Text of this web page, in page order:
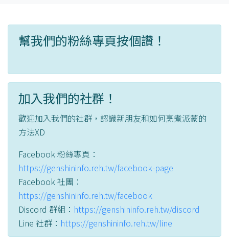
幫我們的粉絲專頁按個讚！
加入我們的社群！
歡迎加入我們的社群，認識新朋友和如何烹煮派蒙的
方法XD
Facebook 粉絲專頁：
https://genshininfo.reh.tw/facebook-page
Facebook 社團：
https://genshininfo.reh.tw/facebook
Discord 群組： https://genshininfo.reh.tw/discord
Line 社群： https://genshininfo.reh.tw/line